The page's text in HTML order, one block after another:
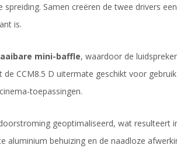
Samen creëren de twee drivers
is.
mini-baffle, waardoor de
CCM8.5 D uitermate geschikt voor
toepassingen.
geoptimaliseerd, wat resulteert
aluminium behuizing en de naadloze